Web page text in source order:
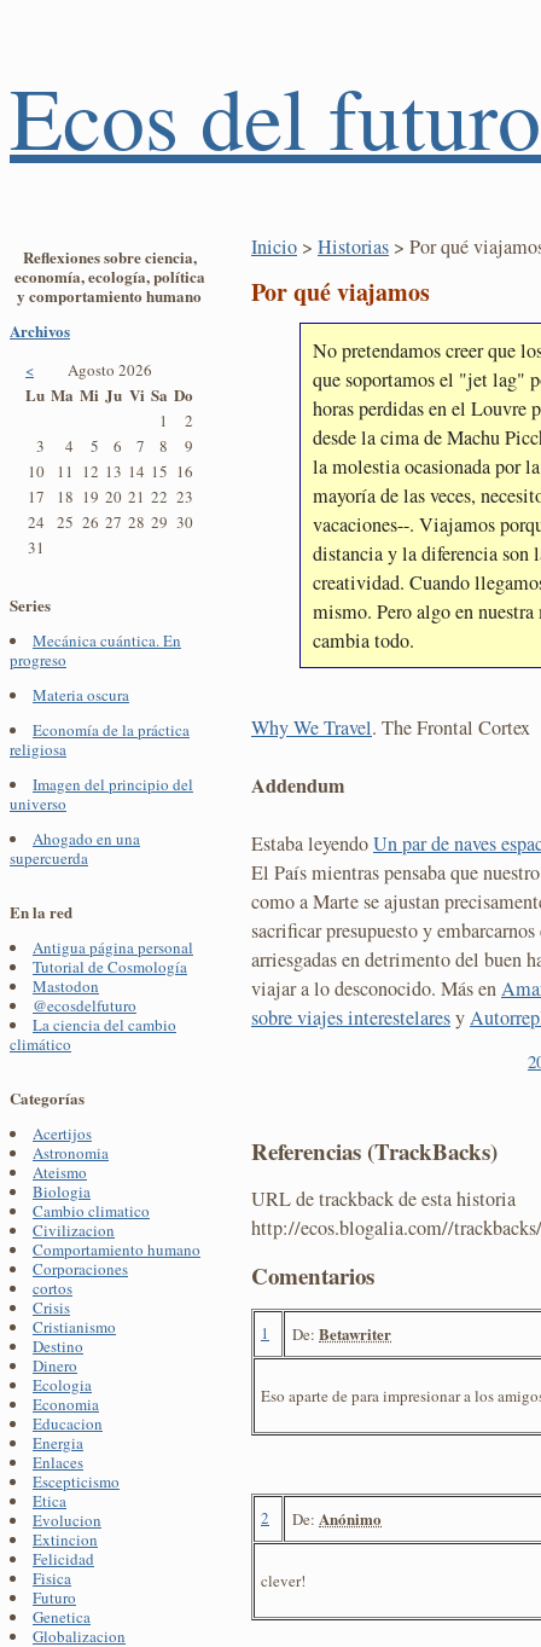
Ecos del futuro
Reflexiones sobre ciencia,
economía, ecología, política
y comportamiento humano
Archivos
< Agosto 2026
Lu Ma Mi Ju Vi Sa Do
1
2
3
4 5 6 7 8
9
10
11 12 13 14 15 16
17
18 19 20 21 22 23
24
25 26 27 28 29 30
31
Series
Mecánica cuántica. En
progreso
Materia oscura
Economía de la práctica
religiosa
Imagen del principio del
universo
Ahogado en una
supercuerda
En la red
Antigua página personal
Tutorial de Cosmología
Mastodon
@ecosdelfuturo
La ciencia del cambio
climático
Categorías
Acertijos
Astronomia
Ateismo
Biologia
Cambio climatico
Civilizacion
Comportamiento humano
Corporaciones
cortos
Crisis
Cristianismo
Destino
Dinero
Ecologia
Economia
Educacion
Energia
Enlaces
Escepticismo
Etica
Evolucion
Extincion
Felicidad
Fisica
Futuro
Genetica
Globalizacion
Inicio > Historias > Por qué
Por qué viajamos
No pretendamos creer que
que soportamos el "jet lag"
horas perdidas en el Louvre
desde la cima de Machu
la molestia ocasionada por
mayoría de las veces,
vacaciones--. Viajamos
distancia y la diferencia son
creatividad. Cuando
mismo. Pero algo en
cambia todo.
Why We Travel. The Frontal Cortex
Addendum
Estaba leyendoUn par de naves
El País mientras pensaba que
como a Marte se ajustan
sacrificar presupuesto y
arriesgadas en detrimento del buen
viajar a lo desconocido. Más en
sobre viajes interestelaresy
Referencias (TrackBacks)
URL de trackback de esta historia
http://ecos.blogalia.com//
Comentarios
1 De: Betawriter
Eso aparte de para impresionar a los
2 De: Anónimo
clever!